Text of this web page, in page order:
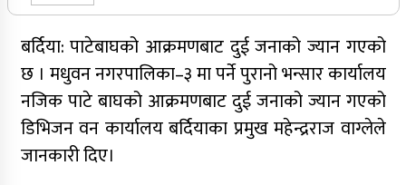
नेपाली कांग्रेसका वरिष्ठ नेता गोपालमान श्रेष्ठको निधन
सुर्खेतमा जिप दुर्घटना,१५ जना घाइते
बर्दिया: पाटेबाघको आक्रमणबाट दुई जनाको ज्यान गएको
छ । मधुवन नगरपालिका–३ मा पर्ने पुरानो भन्सार कार्यालय
नजिक पाटे बाघको आक्रमणबाट दुई जनाको ज्यान गएको
डिभिजन वन कार्यालय बर्दियाका प्रमुख महेन्द्रराज वाग्लेले
जानकारी दिए।